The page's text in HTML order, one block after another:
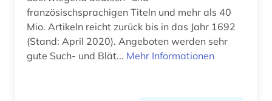
französischsprachigen Titeln und mehr als 40
Mio. Artikeln reicht zurück bis in das Jahr 1692
(Stand: April 2020). Angeboten werden sehr
gute Such- und Blät... Mehr Informationen